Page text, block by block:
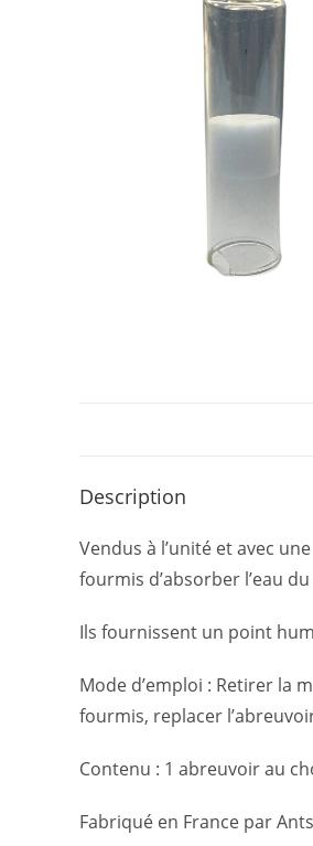
Description
Vendus à l’unité et avec
fourmis d’absorber l’eau
Ils fournissent un point
Mode d’emploi : Retirer la
fourmis, replacer
Contenu : 1 abreuvoir au
Fabriqué en France par